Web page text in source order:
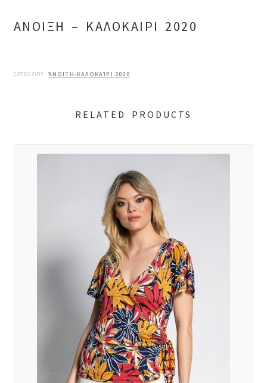
ΑΝΟΙΞΗ – ΚΑΛΟΚΑΙΡΙ 2020
CATEGORY: ΆΝΟΙΞΗ-ΚΑΛΟΚΑΊΡΙ 2020
RELATED PRODUCTS